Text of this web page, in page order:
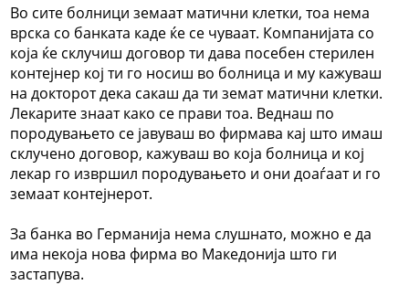
Во сите болници земаат матични клетки, тоа нема
врска со банката каде ќе се чуваат. Компанијата со
која ќе склучиш договор ти дава посебен стерилен
контејнер кој ти го носиш во болница и му кажуваш
на докторот дека сакаш да ти земат матични клетки.
Лекарите знаат како се прави тоа. Веднаш по
породувањето се јавуваш во фирмава кај што имаш
склучено договор, кажуваш во која болница и кој
лекар го извршил породувањето и они доаѓаат и го
земаат контејнерот.
За банка во Германија нема слушнато, можно е да
има некоја нова фирма во Македонија што ги
застапува.